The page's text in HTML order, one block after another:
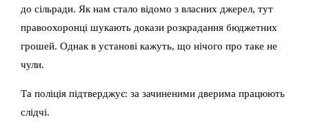
до сільради. Як нам стало відомо з власних джерел, тут
правоохоронці шукають докази розкрадання бюджетних
грошей. Однак в установі кажуть, що нічого про таке не
чули.
Та поліція підтверджує: за зачиненими дверима працюють
слідчі.